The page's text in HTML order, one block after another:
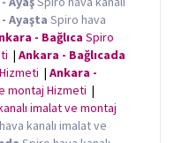
Ayaşta Spiro hava
- Bağlıca Spiro
| Ankara - Bağlıcada
| Ankara -
montaj Hizmeti |
imalat ve montaj
kanalı imalat ve